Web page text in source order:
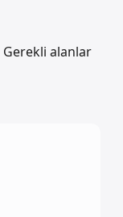
Gerekli alanlar